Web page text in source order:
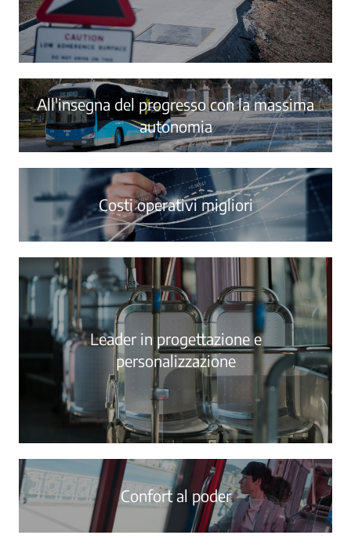
All'insegna del progresso con la massima
autonomia
Costi operativi migliori
Leader in progettazione e
personalizzazione
Confort al poder